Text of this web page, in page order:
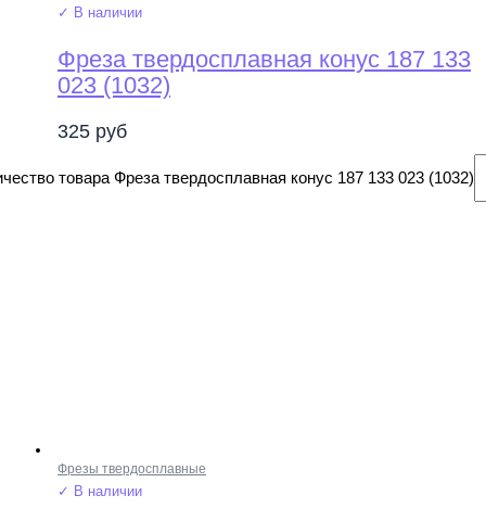
✓ В наличии
Фреза твердосплавная конус 187 133
023 (1032)
325 руб
товара Фреза твердосплавная конус 187 133 023 (1032)
Фрезы твердосплавные
✓ В наличии